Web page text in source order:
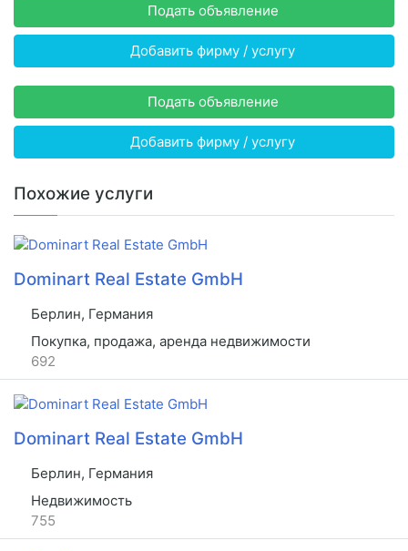
Подать объявление
Добавить фирму / услугу
Подать объявление
Добавить фирму / услугу
Похожие услуги
Dominart Real Estate GmbH
Берлин, Германия
Покупка, продажа, аренда недвижимости
692
Dominart Real Estate GmbH
Берлин, Германия
Недвижимость
755